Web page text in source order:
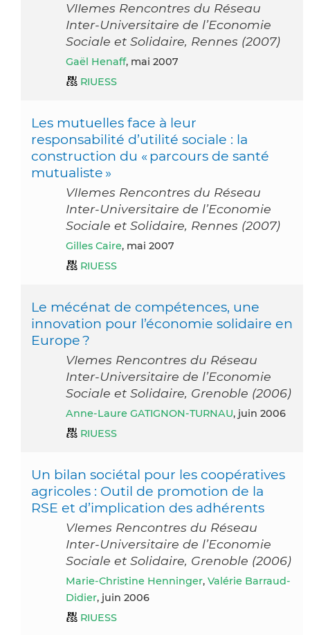
VIIemes Rencontres du Réseau
Inter-Universitaire de l’Economie
Sociale et Solidaire, Rennes (2007)
Gaël Henaff, mai 2007
RIUESS
Les mutuelles face à leur
responsabilité d’utilité sociale : la
construction du « parcours de santé
mutualiste »
VIIemes Rencontres du Réseau
Inter-Universitaire de l’Economie
Sociale et Solidaire, Rennes (2007)
Gilles Caire, mai 2007
RIUESS
Le mécénat de compétences, une
innovation pour l’économie solidaire en
Europe ?
VIemes Rencontres du Réseau
Inter-Universitaire de l’Economie
Sociale et Solidaire, Grenoble (2006)
Anne-Laure GATIGNON-TURNAU, juin 2006
RIUESS
Un bilan sociétal pour les coopératives
agricoles : Outil de promotion de la
RSE et d’implication des adhérents
VIemes Rencontres du Réseau
Inter-Universitaire de l’Economie
Sociale et Solidaire, Grenoble (2006)
Marie-Christine Henninger, Valérie Barraud-
Didier, juin 2006
RIUESS